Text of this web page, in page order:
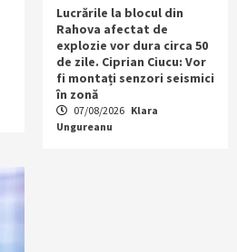
Lucrările la blocul din
Rahova afectat de
explozie vor dura circa 50
de zile. Ciprian Ciucu: Vor
fi montați senzori seismici
în zonă
07/08/2026 Klara
Ungureanu